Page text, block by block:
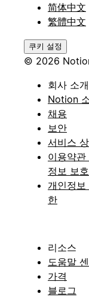
简体中文
繁體中文
쿠키 설정
© 2026
회사 소개
Notion
채용
보안
서비스
이용약관
정보 보
개인정보
한
리소스
도움말
가격
블로그